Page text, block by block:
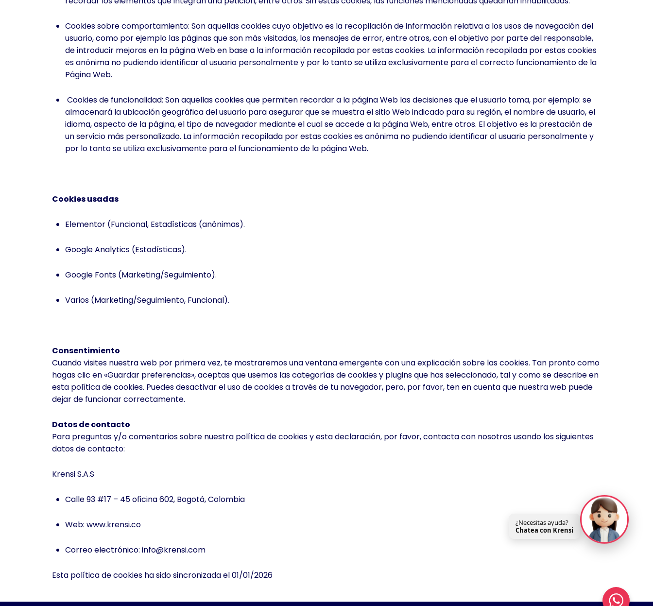
Cookies sobre comportamiento: Son aquellas cookies cuyo objetivo es la recopilación de información relativa a los usos de navegación del
usuario, como por ejemplo las páginas que son más visitadas, los mensajes de error, entre otros, con el objetivo por parte del responsable,
de introducir mejoras en la página Web en base a la información recopilada por estas cookies. La información recopilada por estas cookies
es anónima no pudiendo identificar al usuario personalmente y por lo tanto se utiliza exclusivamente para el correcto funcionamiento de la
Página Web.
Cookies de funcionalidad: Son aquellas cookies que permiten recordar a la página Web las decisiones que el usuario toma, por ejemplo: se
almacenará la ubicación geográfica del usuario para asegurar que se muestra el sitio Web indicado para su región, el nombre de usuario, el
idioma, aspecto de la página, el tipo de navegador mediante el cual se accede a la página Web, entre otros. El objetivo es la prestación de
un servicio más personalizado. La información recopilada por estas cookies es anónima no pudiendo identificar al usuario personalmente y
por lo tanto se utiliza exclusivamente para el funcionamiento de la página Web.
Cookies usadas
Elementor (Funcional, Estadísticas (anónimas).
Google Analytics (Estadísticas).
Google Fonts (Marketing/Seguimiento).
Varios (Marketing/Seguimiento, Funcional).
Consentimiento
Cuando visites nuestra web por primera vez, te mostraremos una ventana emergente con una explicación sobre las cookies. Tan pronto como
hagas clic en «Guardar preferencias», aceptas que usemos las categorías de cookies y plugins que has seleccionado, tal y como se describe en
esta política de cookies. Puedes desactivar el uso de cookies a través de tu navegador, pero, por favor, ten en cuenta que nuestra web puede
dejar de funcionar correctamente.
Datos de contacto
Para preguntas y/o comentarios sobre nuestra política de cookies y esta declaración, por favor, contacta con nosotros usando los siguientes
datos de contacto:
Krensi S.A.S
Calle 93 #17 – 45 oficina 602, Bogotá, Colombia
Web: www.krensi.co
Correo electrónico: info@krensi.com
Esta política de cookies ha sido sincronizada el 01/01/2026
¿Necesitas ayuda?
Chatea con Krensi